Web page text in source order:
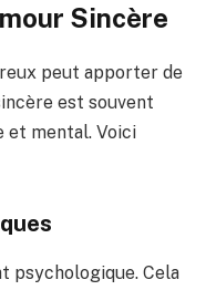
Sincère
peut apporter de
est souvent
et mental. Voici
psychologique. Cela